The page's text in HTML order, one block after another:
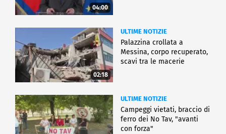
04:00
02:18
ULTIME NOTIZIE
Palazzina crollata a
Messina, corpo recuperato,
scavi tra le macerie
ULTIME NOTIZIE
Campeggi vietati, braccio di
ferro dei No Tav, "avanti
con forza"